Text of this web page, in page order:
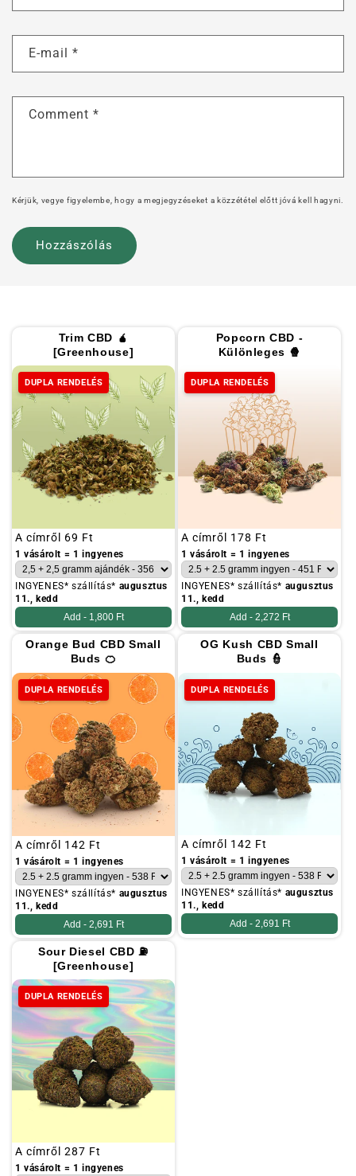
E-mail *
Comment *
Kérjük, vegye figyelembe, hogy a megjegyzéseket a közzététel előtt jóvá kell hagyni.
Trim CBD 🧉
[Greenhouse]
DUPLA RENDELÉS
Szokásos
ár
A címről 69 Ft
1 vásárolt = 1 ingyenes
INGYENES* szállítás* augusztus
11., kedd
Add - 1,800 Ft
Popcorn CBD -
Különleges 🍿
DUPLA RENDELÉS
Szokásos
ár
A címről 178 Ft
1 vásárolt = 1 ingyenes
INGYENES* szállítás* augusztus
11., kedd
Add - 2,272 Ft
Orange Bud CBD Small
Buds 🍊
DUPLA RENDELÉS
Szokásos
ár
A címről 142 Ft
1 vásárolt = 1 ingyenes
INGYENES* szállítás* augusztus
11., kedd
Add - 2,691 Ft
OG Kush CBD Small
Buds 👮
DUPLA RENDELÉS
Szokásos
ár
A címről 142 Ft
1 vásárolt = 1 ingyenes
INGYENES* szállítás* augusztus
11., kedd
Add - 2,691 Ft
Sour Diesel CBD ⛽
[Greenhouse]
DUPLA RENDELÉS
Szokásos
ár
A címről 287 Ft
1 vásárolt = 1 ingyenes